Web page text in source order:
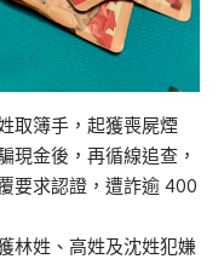
取簿手，起獲喪屍煙
現金後，再循線追查，
要求認證，遭詐逾 400
林姓、高姓及沈姓犯嫌